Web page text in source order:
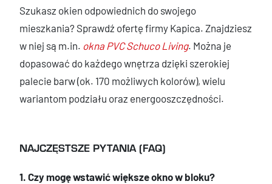
Szukasz okien odpowiednich do swojego
mieszkania? Sprawdź ofertę firmy Kapica. Znajdziesz
w niej są m.in. okna PVC Schuco Living. Można je
dopasować do każdego wnętrza dzięki szerokiej
palecie barw (ok. 170 możliwych kolorów), wielu
wariantom podziału oraz energooszczędności.
NAJCZĘSTSZE PYTANIA (FAQ)
1. Czy mogę wstawić większe okno w bloku?